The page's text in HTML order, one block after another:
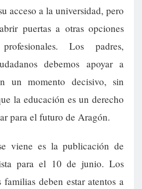
acceso a la universidad, pero
puertas a otras opciones
Los padres,
debemos apoyar a
un momento decisivo, sin
la educación es un derecho
para el futuro de Aragón.
viene es la publicación de
para el 10 de junio. Los
familias deben estar atentos a